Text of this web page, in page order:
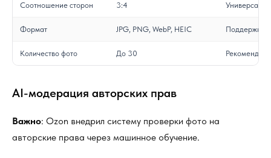
Соотношение сторон 3:4
Формат JPG, PNG, WebP, HEIC
Количество фото До 30
AI-модерация авторских прав
Важно: Ozon внедрил систему проверки фото на
авторские права через машинное обучение.